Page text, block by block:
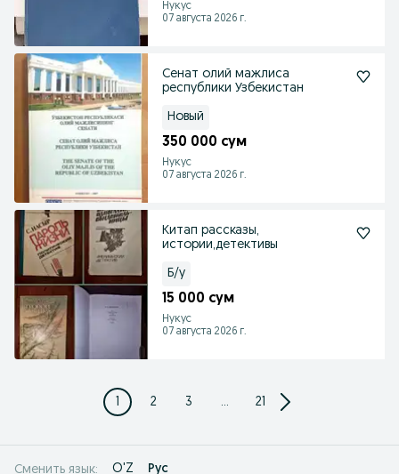
Нукус
07 августа 2026 г.
Сенат олий мажлиса
республики Узбекистан
Новый
350 000 сум
Нукус
07 августа 2026 г.
Китап рассказы,
истории,детективы
Б/у
15 000 сум
Нукус
07 августа 2026 г.
1 2 3 ... 21
Сменить язык: O'Z Рус